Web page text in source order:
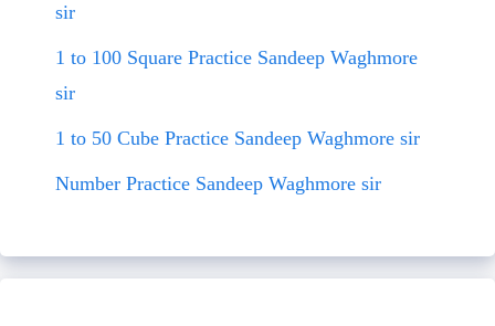
sir
1 to 100 Square Practice Sandeep Waghmore
sir
1 to 50 Cube Practice Sandeep Waghmore sir
Number Practice Sandeep Waghmore sir